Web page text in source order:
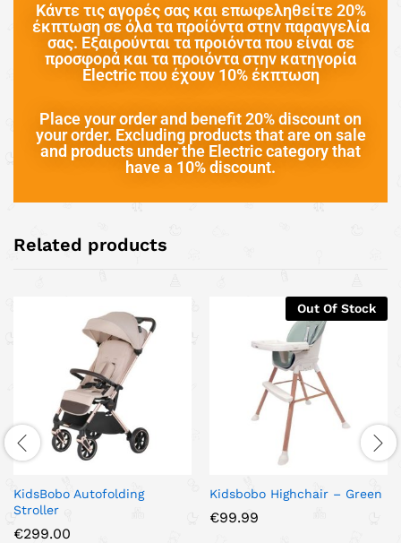
Κάντε τις αγορές σας και επωφεληθείτε 20%
έκπτωση σε όλα τα προίόντα στην παραγγελία
σας. Εξαιρούνται τα προιόντα που είναι σε
προσφορά και τα προιόντα στην κατηγορία
Electric που έχουν 10% έκπτωση
Place your order and benefit 20% discount on
your order. Excluding products that are on sale
and products under the Electric category that
have a 10% discount.
Related products
KidsBobo Autofolding
Stroller
€299.00
Out Of Stock
Kidsbobo Highchair – Green
€99.99